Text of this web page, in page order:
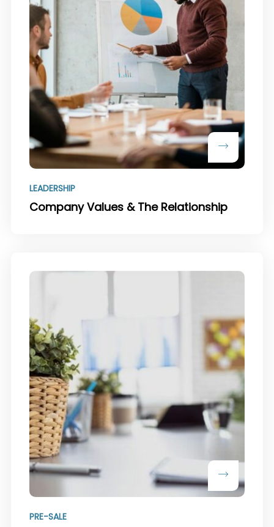
LEADERSHIP
Company Values & The Relationship
PRE-SALE